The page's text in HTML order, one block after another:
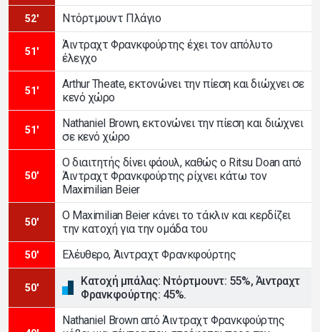
52' Ντόρτμουντ Πλάγιο
51'
Άιντραχτ Φρανκφούρτης έχει τον απόλυτο
έλεγχο
51'
Arthur Theate, εκτονώνει την πίεση και διώχνει σε
κενό χώρο
51'
Nathaniel Brown, εκτονώνει την πίεση και διώχνει
σε κενό χώρο
50'
Ο διαιτητής δίνει φάουλ, καθώς ο Ritsu Doan από
Άιντραχτ Φρανκφούρτης ρίχνει κάτω τον
Maximilian Beier
50'
Ο Maximilian Beier κάνει το τάκλιν και κερδίζει
την κατοχή για την ομάδα του
50' Ελέυθερο, Άιντραχτ Φρανκφούρτης
50'
Κατοχή μπάλας: Ντόρτμουντ: 55%, Άιντραχτ
Φρανκφούρτης: 45%.
Nathaniel Brown από Άιντραχτ Φρανκφούρτης